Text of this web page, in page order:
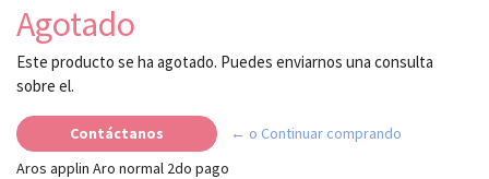
Agotado
Este producto se ha agotado. Puedes enviarnos una consulta
sobre el.
Contáctanos
← o Continuar comprando
Aros applin Aro normal 2do pago